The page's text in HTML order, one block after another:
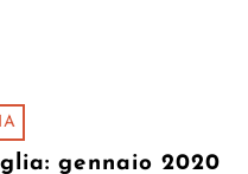
gennaio 2020